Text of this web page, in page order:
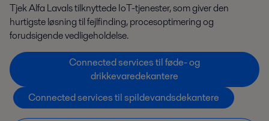
Tjek Alfa Lavals tilknyttede IoT-tjenester, som giver den
hurtigste løsning til fejlfinding, procesoptimering og
forudsigende vedligeholdelse.
Connected services til føde- og
drikkevaredekantere
Connected services til spildevandsdekantere